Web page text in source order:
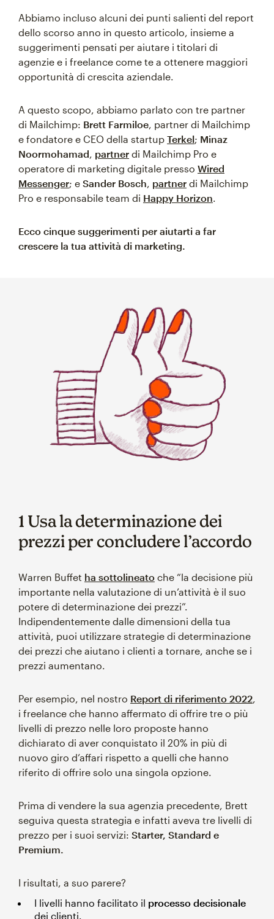
Abbiamo incluso alcuni dei punti salienti del report
dello scorso anno in questo articolo, insieme a
suggerimenti pensati per aiutare i titolari di
agenzie e i freelance come te a ottenere maggiori
opportunità di crescita aziendale.
A questo scopo, abbiamo parlato con tre partner
di Mailchimp: Brett Farmiloe, partner di Mailchimp
e fondatore e CEO della startup Terkel; Minaz
Noormohamad, partner di Mailchimp Pro e
operatore di marketing digitale presso Wired
Messenger; e Sander Bosch, partner di Mailchimp
Pro e responsabile team di Happy Horizon.
Ecco cinque suggerimenti per aiutarti a far
crescere la tua attività di marketing.
1 Usa la determinazione dei
prezzi per concludere l’accordo
Warren Buffet ha sottolineato che “la decisione più
importante nella valutazione di un’attività è il suo
potere di determinazione dei prezzi”.
Indipendentemente dalle dimensioni della tua
attività, puoi utilizzare strategie di determinazione
dei prezzi che aiutano i clienti a tornare, anche se i
prezzi aumentano.
Per esempio, nel nostro Report di riferimento 2022,
i freelance che hanno affermato di offrire tre o più
livelli di prezzo nelle loro proposte hanno
dichiarato di aver conquistato il 20% in più di
nuovo giro d’affari rispetto a quelli che hanno
riferito di offrire solo una singola opzione.
Prima di vendere la sua agenzia precedente, Brett
seguiva questa strategia e infatti aveva tre livelli di
prezzo per i suoi servizi: Starter, Standard e
Premium.
I risultati, a suo parere?
I livelli hanno facilitato il processo decisionale
dei clienti.